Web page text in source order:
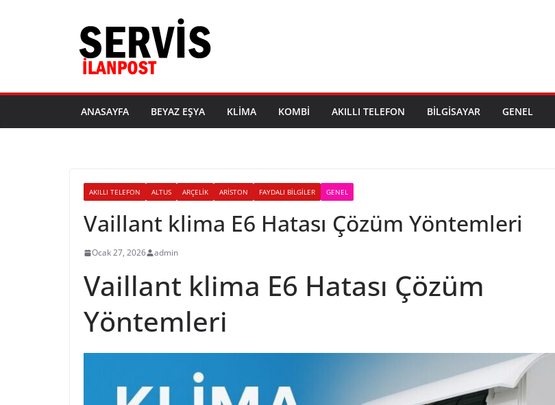
ANASAYFA BEYAZ EŞYA KLIMA KOMBI AKILLI TELEFON BILGISAYAR GENEL
AKILLI TELEFON ALTUS ARÇELIK ARISTON FAYDALI BILGILER GENEL
Vaillant klima E6 Hatası Çözüm Yöntemleri
Ocak 27, 2026 admin
Vaillant klima E6 Hatası Çözüm
Yöntemleri